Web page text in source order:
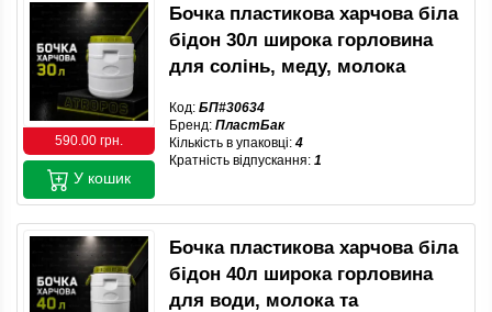
590.00 грн.
Бочка пластикова харчова біла
бідон 30л широка горловина
для солінь, меду, молока
Код: БП#30634
Бренд: ПластБак
Кількість в упаковці: 4
Кратність відпускання: 1
У кошик
Бочка пластикова харчова біла
бідон 40л широка горловина
для води, молока та